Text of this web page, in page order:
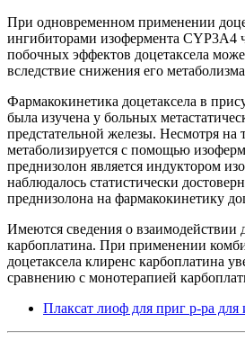
При одновременном применении
ингибиторами изофермента CYP3A4
побочных эффектов доцетаксела
вследствие снижения его
Фармакокинетика доцетаксела в
была изучена у больных
предстательной железы. Несмотря на
метаболизируется с помощью
преднизолон является индуктором
наблюдалось статистически
преднизолона на фармакокинетику
Имеются сведения о взаимодействии
карбоплатина. При применении
доцетаксела клиренс карбоплатина
сравнению с монотерапией
Плаксат лиоф для приг р-ра